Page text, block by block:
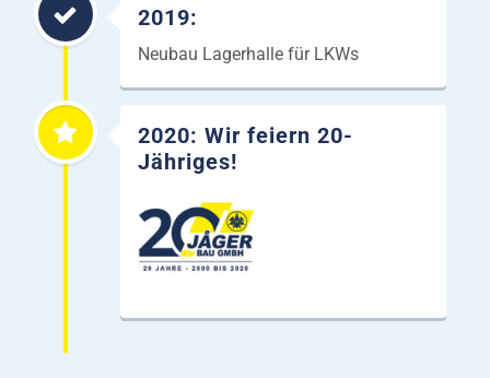
2019:
Neubau Lagerhalle für LKWs
2020: Wir feiern 20-
Jähriges!